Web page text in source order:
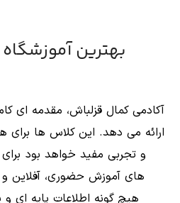
آکادمی کمال قزلباش، مقدمه ای
ارائه می دهد. این کلاس ها برای
و تجربی مفید خواهد بود
های آموزش حضوری، آفلاین و
هیچ گونه اطلاعات پایه ای